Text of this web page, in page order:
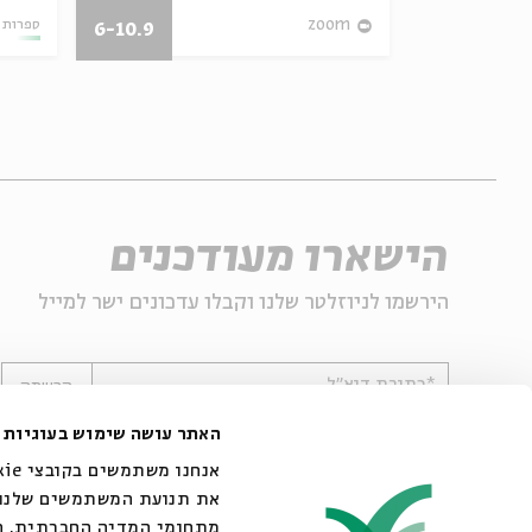
האתר עושה שימוש בעוגיות
את תנועת המשתמשים
מתחומי המדיה החברתית,
ספרות zoom
6-10.9
הישארו מעודכנים
הירשמו לניוזלטר שלנו וקבלו עדכונים ישר למייל
*כתובת דוא"ל הרשמה